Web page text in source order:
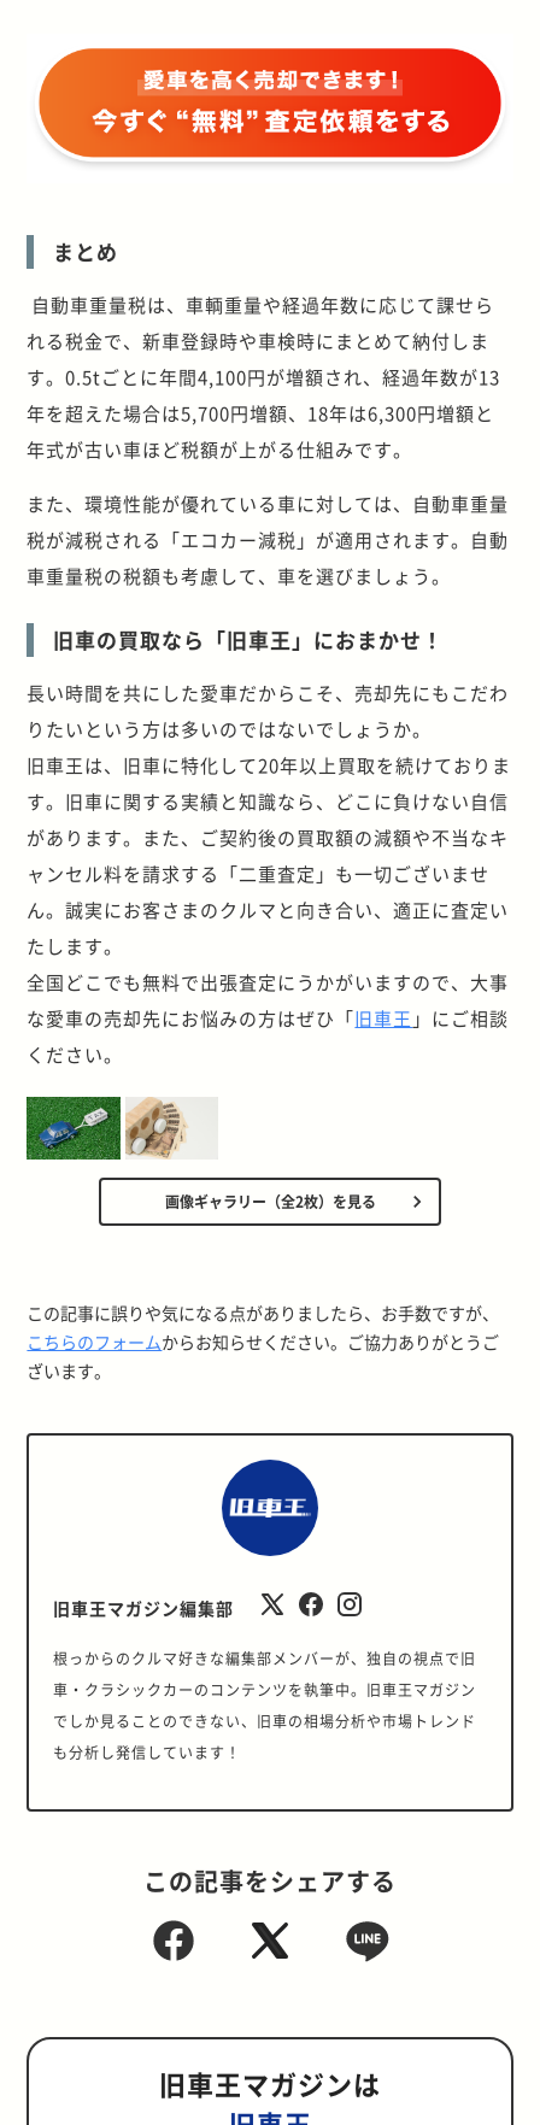
まとめ
自動車重量税は、車輌重量や経過年数に応じて課せら
れる税金で、新車登録時や車検時にまとめて納付しま
す。0.5tごとに年間4,100円が増額され、経過年数が13
年を超えた場合は5,700円増額、18年は6,300円増額と
年式が古い車ほど税額が上がる仕組みです。
また、環境性能が優れている車に対しては、自動車重量
税が減税される「エコカー減税」が適用されます。自動
車重量税の税額も考慮して、車を選びましょう。
旧車の買取なら「旧車王」におまかせ！
長い時間を共にした愛車だからこそ、売却先にもこだわ
りたいという方は多いのではないでしょうか。
旧車王は、旧車に特化して20年以上買取を続けておりま
す。旧車に関する実績と知識なら、どこに負けない自信
があります。また、ご契約後の買取額の減額や不当なキ
ャンセル料を請求する「二重査定」も一切ございませ
ん。誠実にお客さまのクルマと向き合い、適正に査定い
たします。
全国どこでも無料で出張査定にうかがいますので、大事
な愛車の売却先にお悩みの方はぜひ「旧車王 」にご相談
ください。
画像ギャラリー（全2枚）を見る
この記事に誤りや気になる点がありましたら、お手数ですが、
こちらのフォームからお知らせください。ご協力ありがとうご
ざいます。
旧車王マガジン編集部
根っからのクルマ好きな編集部メンバーが、独自の視点で旧
車・クラシックカーのコンテンツを執筆中。旧車王マガジン
でしか見ることのできない、旧車の相場分析や市場トレンド
も分析し発信しています！
この記事をシェアする
旧車王マガジンは